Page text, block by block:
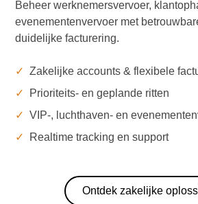
Beheer werknemersvervoer,
evenementenvervoer met
duidelijke facturering.
✓
Zakelijke accounts & flexibele
✓
Prioriteits- en geplande ritten
✓
VIP-, luchthaven- en
✓
Realtime tracking en support
Ontdek zakelijke